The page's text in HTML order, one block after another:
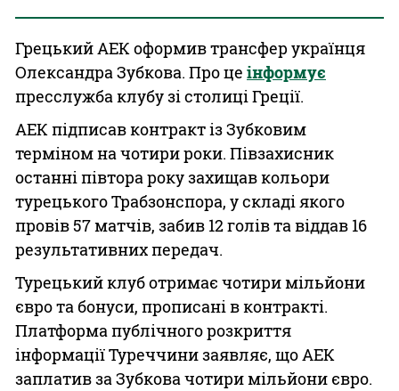
Грецький АЕК оформив трансфер українця
Олександра Зубкова. Про це інформує
пресслужба клубу зі столиці Греції.
АЕК підписав контракт із Зубковим
терміном на чотири роки. Півзахисник
останні півтора року захищав кольори
турецького Трабзонспора, у складі якого
провів 57 матчів, забив 12 голів та віддав 16
результативних передач.
Турецький клуб отримає чотири мільйони
євро та бонуси, прописані в контракті.
Платформа публічного розкриття
інформації Туреччини заявляє, що АЕК
заплатив за Зубкова чотири мільйони євро.